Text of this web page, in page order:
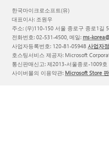
한국마이크로소프트(유)
대표이사: 조원우
주소: (우)110-150 서울 종로구 종로1길
전화번호: 02-531-4500, 메일: ms-
사업자등록번호: 120-81-05948 사업자
호스팅서비스 제공자: Microsoft
통신판매신고: 제2013-서울종로-1009호
사이버몰의 이용약관: Microsoft Store